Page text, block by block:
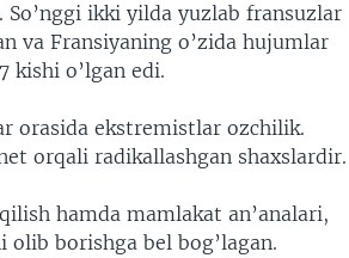
ikki yilda yuzlab fransuzlar
va Fransiyaning o’zida hujumlar
kishi o’lgan edi.
orasida ekstremistlar ozchilik.
orqali radikallashgan shaxslardir.
hamda mamlakat an’analari,
borishga bel bog’lagan.